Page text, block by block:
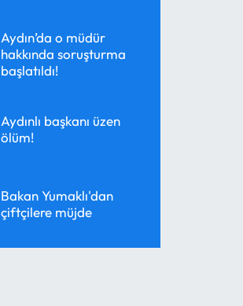
Aydın’da o müdür
hakkında soruşturma
başlatıldı!
Aydınlı başkanı üzen
ölüm!
Bakan Yumaklı'dan
çiftçilere müjde